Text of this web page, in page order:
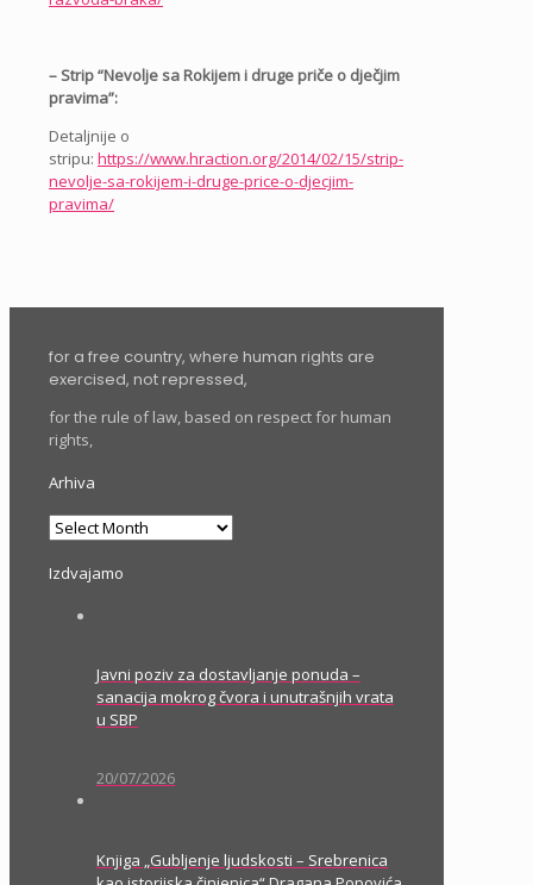
– Strip “Nevolje sa Rokijem i druge priče o dječjim
pravima”:
Detaljnije o
stripu: https://www.hraction.org/2014/02/15/strip-
nevolje-sa-rokijem-i-druge-price-o-djecjim-
pravima/
for a free country, where human rights are
exercised, not repressed,
for the rule of law, based on respect for human
rights,
Arhiva
Arhiva
Izdvajamo
Javni poziv za dostavljanje ponuda –
sanacija mokrog čvora i unutrašnjih vrata
u SBP
20/07/2026
Knjiga „Gubljenje ljudskosti – Srebrenica